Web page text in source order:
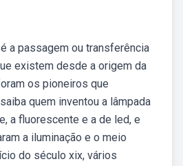
a passagem ou transferência
existem desde a origem da
os pioneiros que
quem inventou a lâmpada
a fluorescente e a de led, e
a iluminação e o meio
do século xix, vários